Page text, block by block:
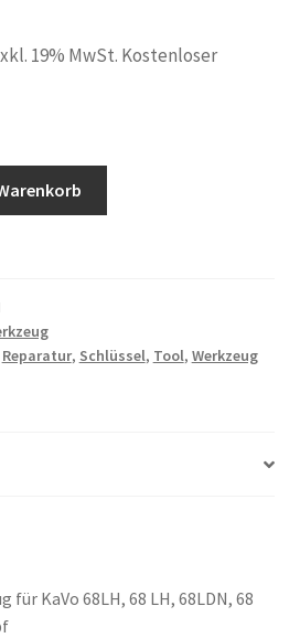
€.
19% MwSt. Kostenloser
Reparatur, Schlüssel, Tool, Werkzeug
für KaVo 68LH, 68 LH, 68LDN, 68